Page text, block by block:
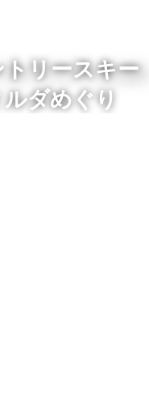
リースキー
ダめぐり